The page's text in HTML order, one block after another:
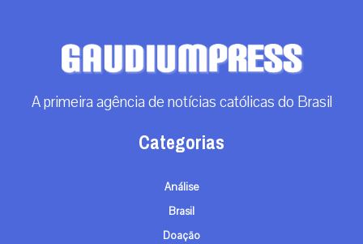
A primeira agência de notícias católicas do Brasil
Categorias
Análise
Brasil
Doação